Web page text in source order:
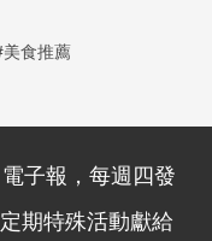
食推薦
電子報，每週四發
期特殊活動獻給